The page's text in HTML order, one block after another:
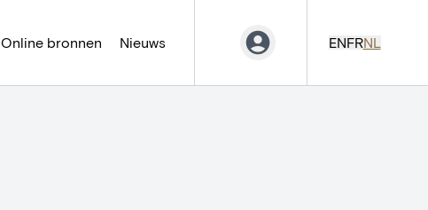
Online bronnen Nieuws ENFRNL